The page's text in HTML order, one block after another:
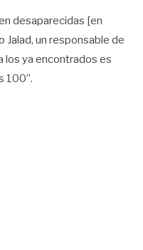
desaparecidas [en
Jalad, un responsable de
los ya encontrados es
100”.